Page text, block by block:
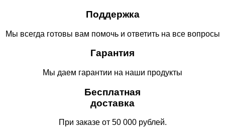
Поддержка
Мы всегда готовы вам помочь и ответить на все вопросы
Гарантия
Мы даем гарантии на наши продукты
Бесплатная
доставка
При заказе от 50 000 рублей.